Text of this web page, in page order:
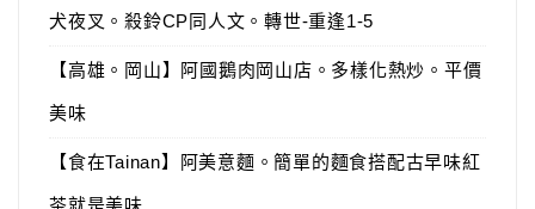
犬夜叉。殺鈴CP同人文。轉世-重逢1-5
【高雄。岡山】阿國鵝肉岡山店。多樣化熱炒。平價
美味
【食在Tainan】阿美意麵。簡單的麵食搭配古早味紅
茶就是美味